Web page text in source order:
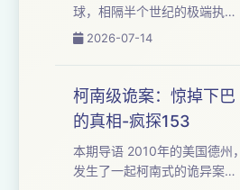
更恐怖的是，这场荒诞的性侵
迷局，早就悄悄蔓延到了海外
偷组建加密黑群，把受害女性
叫做“车”、迷药称为“油”，专挑
刚到德国的中国女...
球，相隔半个世纪的极端执念
奇案，没有一句台词，却比最
凉。 把26具年轻女孩的遗体带
回家，化妆、穿裙、填充成精
致人偶，还在她们胸腔里藏进
音乐盒，给这些“女儿”过生日、
看动画，坚信靠着凯尔特古巫
术，总有一天能让她们复活。
2026-07-14
柯南级诡案：惊掉下巴
的真相-疯探153
本期导语 2010年的美国德州，
发生了一起柯南式的诡异案